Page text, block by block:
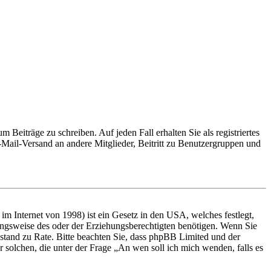
Beiträge zu schreiben. Auf jeden Fall erhalten Sie als registriertes
Versand an andere Mitglieder, Beitritt zu Benutzergruppen und
Internet von 1998) ist ein Gesetz in den USA, welches festlegt,
des oder der Erziehungsberechtigten benötigen. Wenn Sie
zu Rate. Bitte beachten Sie, dass phpBB Limited und der
die unter der Frage „An wen soll ich mich wenden, falls es